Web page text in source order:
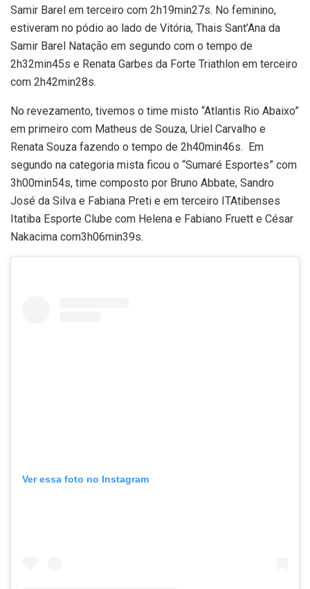
Samir Barel em terceiro com 2h19min27s. No feminino,
estiveram no pódio ao lado de Vitória, Thais Sant’Ana da
Samir Barel Natação em segundo com o tempo de
2h32min45s e Renata Garbes da Forte Triathlon em terceiro
com 2h42min28s.
No revezamento, tivemos o time misto “Atlantis Rio Abaixo”
em primeiro com Matheus de Souza, Uriel Carvalho e
Renata Souza fazendo o tempo de 2h40min46s. Em
segundo na categoria mista ficou o “Sumaré Esportes” com
3h00min54s, time composto por Bruno Abbate, Sandro
José da Silva e Fabiana Preti e em terceiro ITAtibenses
Itatiba Esporte Clube com Helena e Fabiano Fruett e César
Nakacima com3h06min39s.
Ver essa foto no Instagram